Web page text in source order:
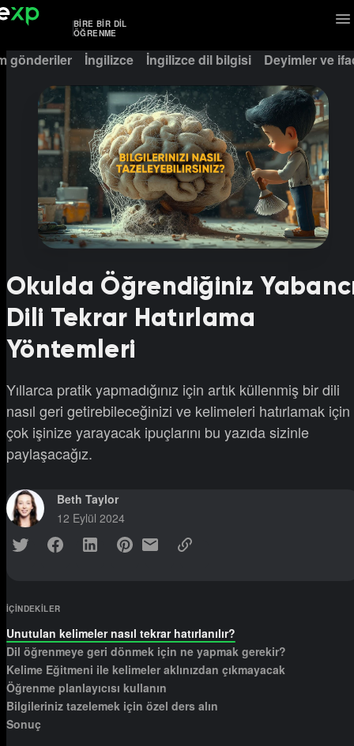
BIRE BIR DIL
ÖĞRENME
gönderiler İngilizce İngilizce dil bilgisi Deyimler ve
Okulda Öğrendiğiniz
Dili Tekrar Hatırlama
Yöntemleri
Yıllarca pratik yapmadığınız için artık küllenmiş bir dili
nasıl geri getirebileceğinizi ve kelimeleri hatırlamak için
çok işinize yarayacak ipuçlarını bu yazıda sizinle
paylaşacağız.
Beth Taylor
12 Eylül 2024
IÇINDEKILER
Unutulan kelimeler nasıl tekrar hatırlanılır?
Dil öğrenmeye geri dönmek için ne yapmak gerekir?
Kelime Eğitmeni ile kelimeler aklınızdan çıkmayacak
Öğrenme planlayıcısı kullanın
Bilgileriniz tazelemek için özel ders alın
Sonuç